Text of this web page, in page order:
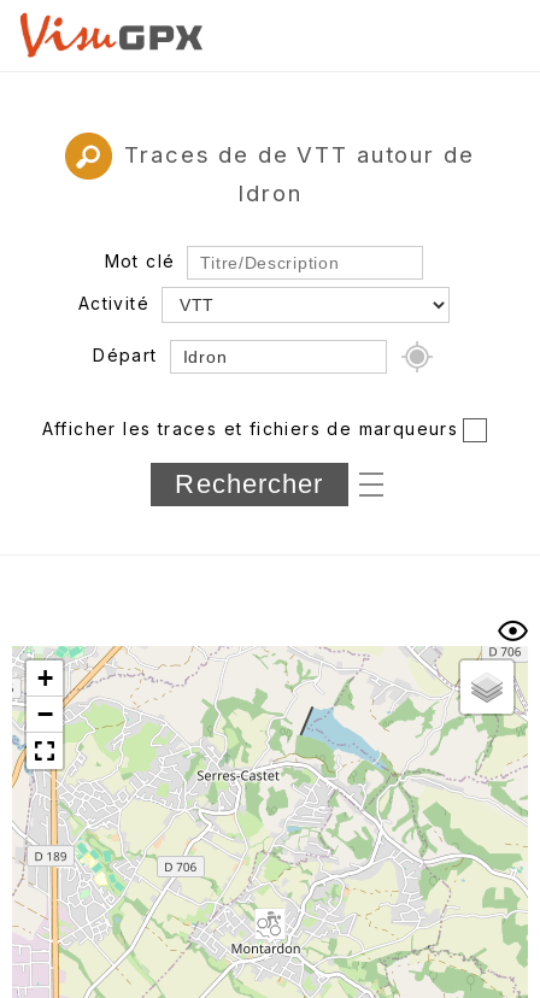
Traces de de VTT autour de
Idron
Mot clé
Activité
Départ
Département
Longueur min/max
Trier par
Horodatage Photos
Afficher les traces et fichiers de marqueurs
+
−